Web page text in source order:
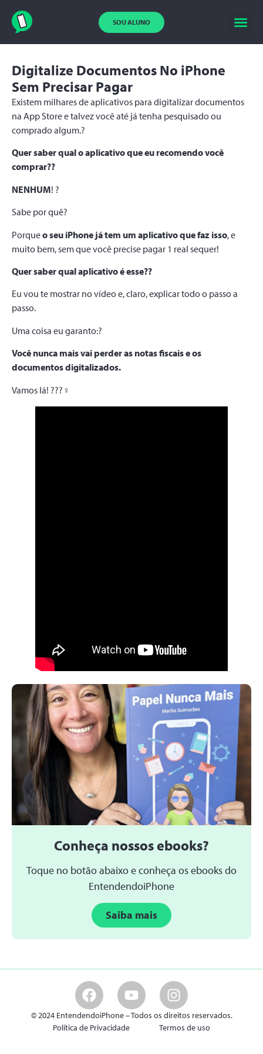
SOU ALUNO
Digitalize Documentos No iPhone
Sem Precisar Pagar
Existem milhares de aplicativos para digitalizar documentos
na App Store e talvez você até já tenha pesquisado ou
comprado algum.?
Quer saber qual o aplicativo que eu recomendo você
comprar??
NENHUM! ?
Sabe por quê?
Porqueo seu iPhone já tem um aplicativo que faz isso, e
muito bem, sem que você precise pagar 1 real sequer!
Quer saber qual aplicativo é esse??
Eu vou te mostrar no vídeo e, claro, explicar todo o passo a
passo.
Uma coisa eu garanto:?
Você nunca mais vai perder as notas fiscais e os
documentos digitalizados.
Vamos lá! ???‍♀️
Conheça nossos ebooks?
Toque no botão abaixo e conheça os ebooks do
EntendendoiPhone
Saiba mais
© 2024 EntendendoiPhone – Todos os direitos reservados.
Política de Privacidade
Termos de uso